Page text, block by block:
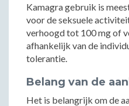
Kamagra gebruik is
voor de seksuele
verhoogd tot 100 mg of
afhankelijk van de
tolerantie.
Belang van de
Het is belangrijk om de